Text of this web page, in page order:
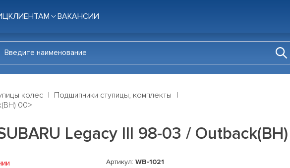
КЛИЕНТАМ ВАКАНСИИ
колес
Подшипники ступицы, комплекты
00>
Legacy III 98-03 /
Артикул: WB-1021